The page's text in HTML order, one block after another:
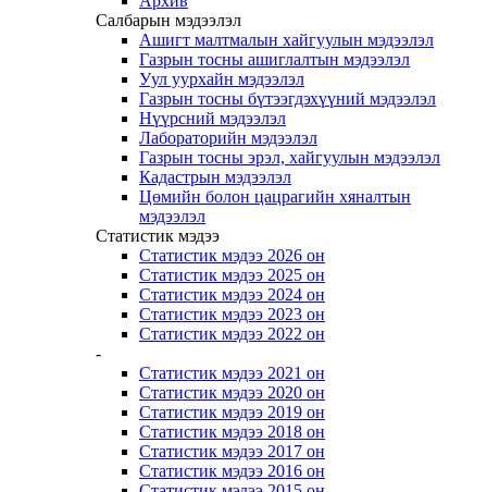
Салбарын мэдээлэл
Ашигт малтмалын хайгуулын мэдээлэл
Газрын тосны ашиглалтын мэдээлэл
Уул уурхайн мэдээлэл
Газрын тосны бүтээгдэхүүний мэдээлэл
Нүүрсний мэдээлэл
Лабораторийн мэдээлэл
Газрын тосны эрэл, хайгуулын мэдээлэл
Кадастрын мэдээлэл
Цөмийн болон цацрагийн хяналтын
мэдээлэл
Статистик мэдээ
Статистик мэдээ 2026 он
Статистик мэдээ 2025 он
Статистик мэдээ 2024 он
Статистик мэдээ 2023 он
Статистик мэдээ 2022 он
-
Статистик мэдээ 2021 он
Статистик мэдээ 2020 он
Статистик мэдээ 2019 он
Статистик мэдээ 2018 он
Статистик мэдээ 2017 он
Статистик мэдээ 2016 он